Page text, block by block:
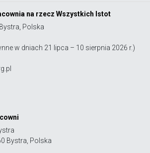
na rzecz Wszystkich Istot
Polska
w dniach 21 lipca – 10 sierpnia 2026 r.)
Bystra, Polska